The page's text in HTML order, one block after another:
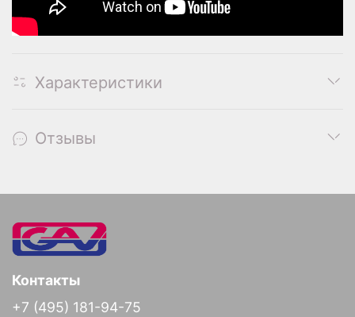
Характеристики
Отзывы
Контакты
+7 (495) 181-94-75